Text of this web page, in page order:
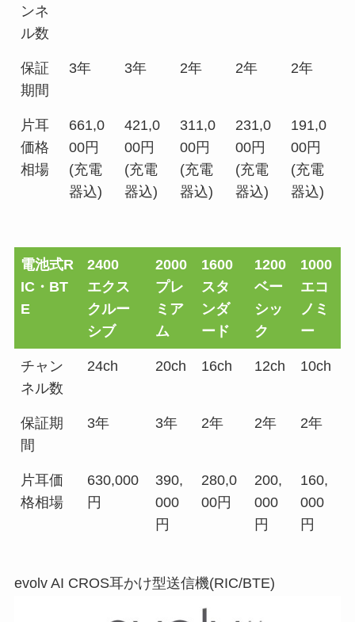
ンネ
ル数
保証
期間
3年 3年 2年 2年 2年
片耳
価格
相場
661,0
00円
(充電
器込)
421,0
00円
(充電
器込)
311,0
00円
(充電
器込)
231,0
00円
(充電
器込)
191,0
00円
(充電
器込)
電池式R
IC・BT
E
2400
エクス
クルー
シブ
2000
プレ
ミア
ム
1600
スタ
ンダ
ード
1200
ベー
シッ
ク
1000
エコ
ノミ
ー
チャン
ネル数
24ch 20ch 16ch 12ch 10ch
保証期
間
3年 3年 2年 2年 2年
片耳価
格相場
630,000
円
390,
000
円
280,0
00円
200,
000
円
160,
000
円
evolv AI CROS耳かけ型送信機(RIC/BTE)